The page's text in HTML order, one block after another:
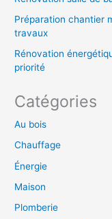
Préparation chantier
travaux
Rénovation
priorité
Catégories
Au bois
Chauffage
Énergie
Maison
Plomberie